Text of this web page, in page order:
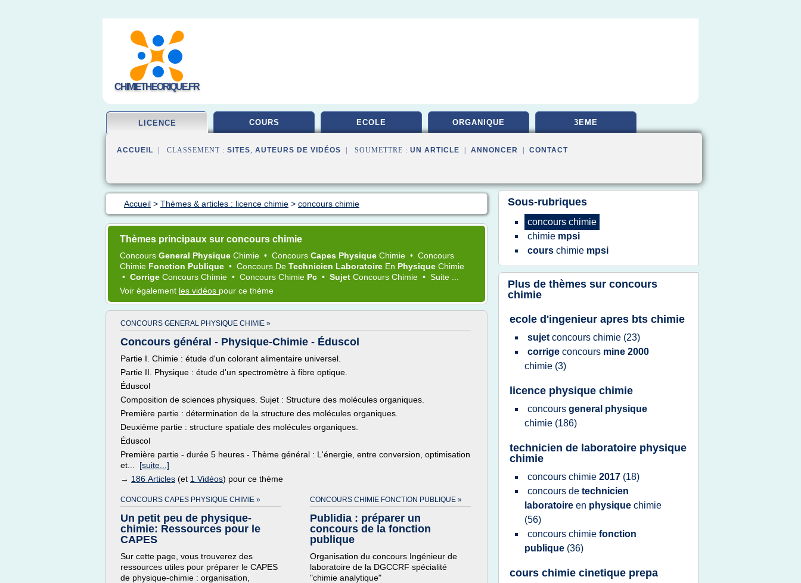
CHIMIETHEORIQUE.FR
LICENCE COURS ECOLE ORGANIQUE 3EME
ACCUEIL | CLASSEMENT : SITES, AUTEURS DE VIDÉOS | SOUMETTRE : UN ARTICLE ANNONCER CONTACT
Accueil > Thèmes & articles : licence chimie > concours chimie
Thèmes principaux sur concours chimie
Concours General Physique Chimie • Concours Capes Physique Chimie • Concours
Chimie Fonction Publique • Concours De Technicien Laboratoire En Physique Chimie
• Corrige Concours Chimie • Concours Chimie Pc • Sujet Concours Chimie • Suite ...
Voir également les vidéos pour ce thème
CONCOURS GENERAL PHYSIQUE CHIMIE »
Concours général - Physique-Chimie - Éduscol
Partie I. Chimie : étude d'un colorant alimentaire universel.
Partie II. Physique : étude d'un spectromètre à fibre optique.
Éduscol
Composition de sciences physiques. Sujet : Structure des molécules organiques.
Première partie : détermination de la structure des molécules organiques.
Deuxième partie : structure spatiale des molécules organiques.
Éduscol
Première partie - durée 5 heures - Thème général : L'énergie, entre conversion, optimisation
et... [suite...]
→ 186 Articles (et 1 Vidéos) pour ce thème
CONCOURS CAPES PHYSIQUE CHIMIE »
Un petit peu de physique-
chimie: Ressources pour le
CAPES
Sur cette page, vous trouverez des
ressources utiles pour préparer le CAPES
de physique-chimie : organisation,
CONCOURS CHIMIE FONCTION PUBLIQUE »
Publidia : préparer un
concours de la fonction
publique
Organisation du concours Ingénieur de
laboratoire de la DGCCRF spécialité
"chimie analytique"
Sous-rubriques
concours chimie
chimie mpsi
cours chimie mpsi
Plus de thèmes sur concours
chimie
ecole d'ingenieur apres bts chimie
sujet concours chimie (23)
corrige concours mine 2000
chimie (3)
licence physique chimie
concours general physique
chimie (186)
technicien de laboratoire physique
chimie
concours chimie 2017 (18)
concours de technicien
laboratoire en physique chimie
(56)
concours chimie fonction
publique (36)
cours chimie cinetique prepa